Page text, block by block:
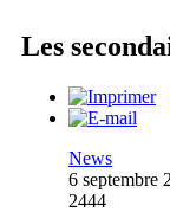
Les
News
6 septembre
2444